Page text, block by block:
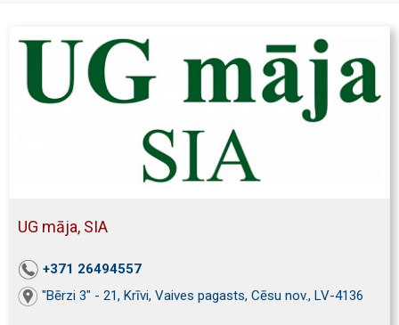
UG māja, SIA
+371 26494557
"Bērzi 3" - 21, Krīvi, Vaives pagasts, Cēsu nov., LV-4136